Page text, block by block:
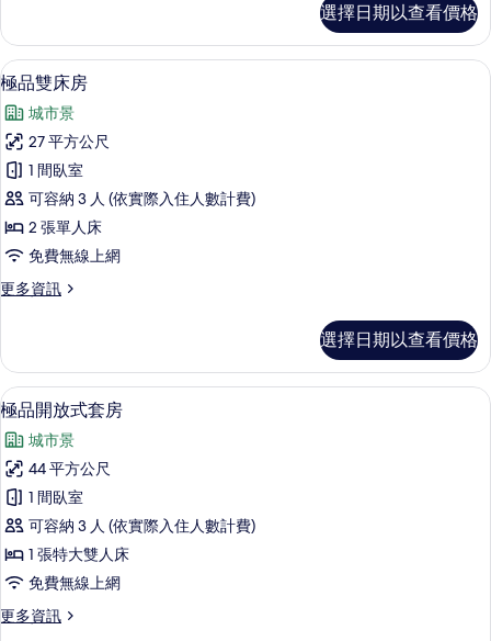
相
片
雙
人
房
詳
情
選擇日期以查看價格
顯
示
極
品
雙
床
房
的
所
相
片
極品雙床房 | 客房內保險箱、書桌、
5
極品雙床房
城市景
27 平方公尺
1 間臥室
可容納 3 人 (依實際入住人數計費)
2 張單人床
免費無線上網
更多資訊
更
雙
床
房
詳
情
選擇日期以查看價格
顯
示
極
品
開
放
式
套
房
極品開放式套房 | 客房內保險箱、書
6
極品開放式套房
城市景
44 平方公尺
1 間臥室
可容納 3 人 (依實際入住人數計費)
1 張特大雙人床
免費無線上網
更多資訊
更